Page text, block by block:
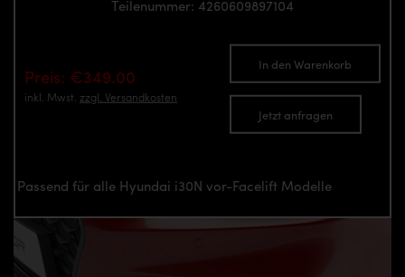
Teilenummer: 4260609897104
Preis: €349.00
inkl. Mwst. zzgl. Versandkosten
In den Warenkorb
Jetzt anfragen
Passend für alle Hyundai i30N vor-Facelift Modelle